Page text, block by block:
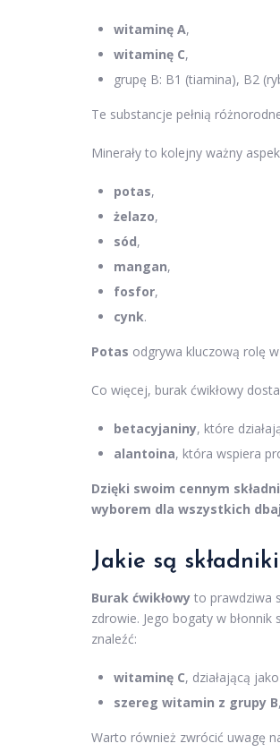
witaminę A,
witaminę C,
grupę B: B1 (tiamina), B2
Te substancje pełnią
Minerały to kolejny ważny
potas,
żelazo,
sód,
mangan,
fosfor,
cynk.
Potas odgrywa kluczową rolę
Co więcej, burak ćwikłowy
betacyjaniny, które
alantoina, która wspiera
Dzięki swoim cennym
wyborem dla wszystkich
Jakie są
Burak ćwikłowy to prawdziwa
zdrowie. Jego bogaty w
znaleźć:
witaminę C, działającą
szereg witamin z grupy B
Warto również zwrócić uwagę